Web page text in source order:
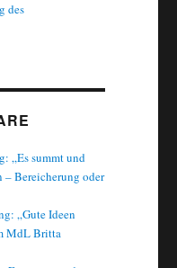
des
„Es summt und
Bereicherung oder
„Gute Ideen
MdL Britta